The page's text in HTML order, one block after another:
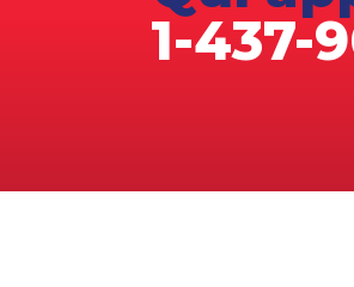
Arriérés en
Biens de
Locataire-
1-437-